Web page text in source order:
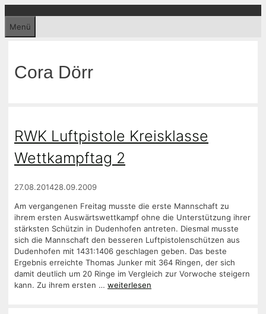
springen
Menü
Cora Dörr
RWK Luftpistole Kreisklasse
Wettkampftag 2
27.08.201428.09.2009
Am vergangenen Freitag musste die erste Mannschaft zu
ihrem ersten Auswärtswettkampf ohne die Unterstützung ihrer
stärksten Schützin in Dudenhofen antreten. Diesmal musste
sich die Mannschaft den besseren Luftpistolenschützen aus
Dudenhofen mit 1431:1406 geschlagen geben. Das beste
Ergebnis erreichte Thomas Junker mit 364 Ringen, der sich
damit deutlich um 20 Ringe im Vergleich zur Vorwoche steigern
kann. Zu ihrem ersten … weiterlesen